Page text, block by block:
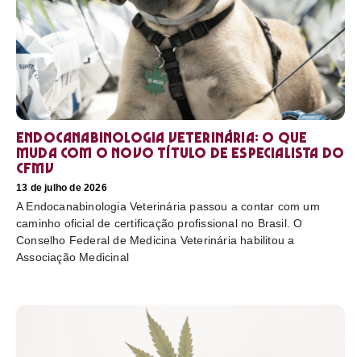
Endocanabinologia Veterinária: o que
muda com o novo título de especialista do
CFMV
13 de julho de 2026
A Endocanabinologia Veterinária passou a contar com um
caminho oficial de certificação profissional no Brasil. O
Conselho Federal de Medicina Veterinária habilitou a
Associação Medicinal